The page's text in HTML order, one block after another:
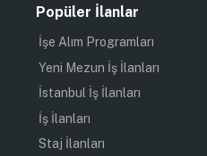
Popüler İlanlar
İşe Alım Programları
Yeni Mezun İş İlanları
İstanbul İş İlanları
İş İlanları
Staj İlanları